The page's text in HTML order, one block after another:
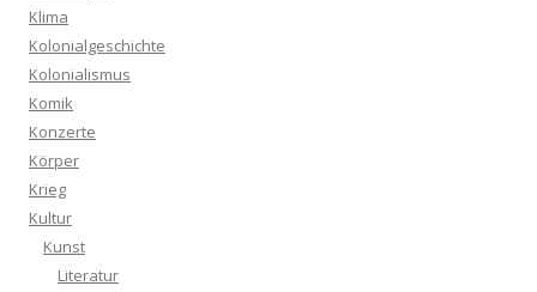
Klima
Kolonialgeschichte
Kolonialismus
Komik
Konzerte
Körper
Krieg
Kultur
Kunst
Literatur